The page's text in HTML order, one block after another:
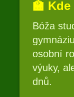
🏫
Bóža
osobní
výuky,
dnů.